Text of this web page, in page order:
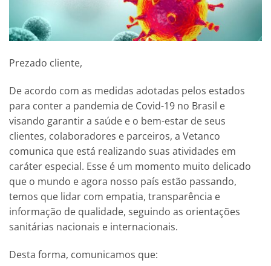
Prezado cliente,
De acordo com as medidas adotadas pelos estados
para conter a pandemia de Covid-19 no Brasil e
visando garantir a saúde e o bem-estar de seus
clientes, colaboradores e parceiros, a Vetanco
comunica que está realizando suas atividades em
caráter especial. Esse é um momento muito delicado
que o mundo e agora nosso país estão passando,
temos que lidar com empatia, transparência e
informação de qualidade, seguindo as orientações
sanitárias nacionais e internacionais.
Desta forma, comunicamos que: